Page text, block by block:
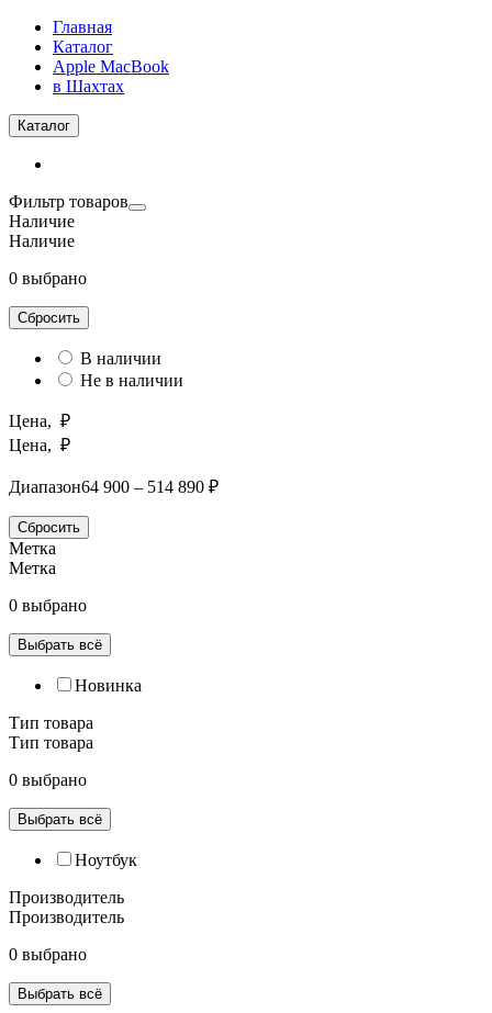
Главная
Каталог
Apple MacBook
в Шахтах
Каталог
Фильтр товаров
Наличие
Наличие
0 выбрано
Сбросить
В наличии
Не в наличии
Цена, ₽
Цена, ₽
Диапазон64 900 – 514 890 ₽
Сбросить
Метка
Метка
0 выбрано
Выбрать всё
Новинка
Тип товара
Тип товара
0 выбрано
Выбрать всё
Ноутбук
Производитель
Производитель
0 выбрано
Выбрать всё